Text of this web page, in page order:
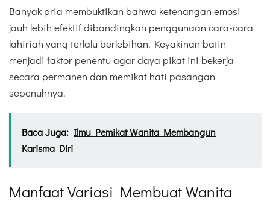
Banyak pria membuktikan bahwa ketenangan emosi
jauh lebih efektif dibandingkan penggunaan cara-cara
lahiriah yang terlalu berlebihan. Keyakinan batin
menjadi faktor penentu agar daya pikat ini bekerja
secara permanen dan memikat hati pasangan
sepenuhnya.
Baca Juga: Ilmu Pemikat Wanita Membangun
Karisma Diri
Manfaat Variasi Membuat Wanita